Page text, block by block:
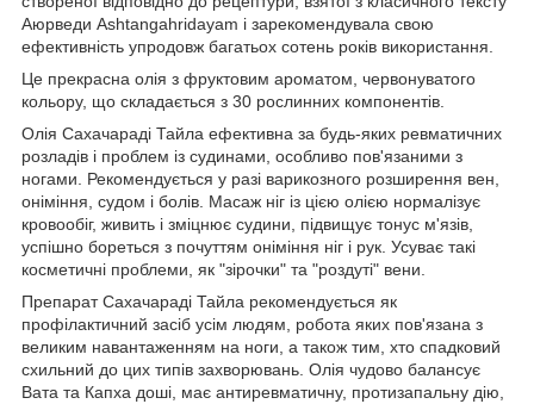
Аюрведи Ashtangahridayam і зарекомендувала свою
ефективність упродовж багатьох сотень років використання.
Це прекрасна олія з фруктовим ароматом, червонуватого
кольору, що складається з 30 рослинних компонентів.
Олія Сахачараді Тайла ефективна за будь-яких ревматичних
розладів і проблем із судинами, особливо пов'язаними з
ногами. Рекомендується у разі варикозного розширення вен,
оніміння, судом і болів. Масаж ніг із цією олією нормалізує
кровообіг, живить і зміцнює судини, підвищує тонус м'язів,
успішно бореться з почуттям оніміння ніг і рук. Усуває такі
косметичні проблеми, як "зірочки" та "роздуті" вени.
Препарат Сахачараді Тайла рекомендується як
профілактичний засіб усім людям, робота яких пов'язана з
великим навантаженням на ноги, а також тим, хто спадковий
схильний до цих типів захворювань. Олія чудово балансує
Вата та Капха доші, має антиревматичну, протизапальну дію,